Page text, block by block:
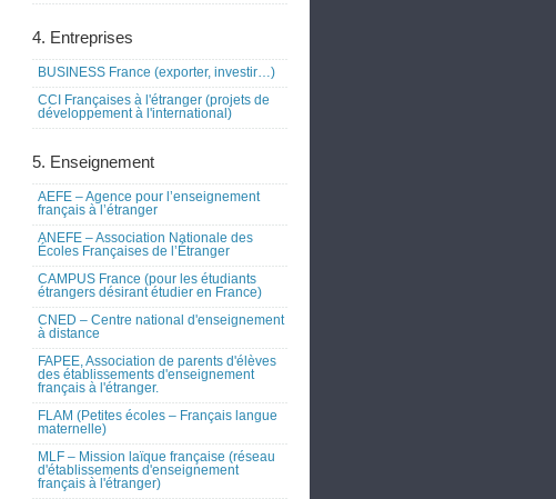
4. Entreprises
BUSINESS France (exporter, investir…)
CCI Françaises à l'étranger (projets de
développement à l'international)
5. Enseignement
AEFE – Agence pour l’enseignement
français à l’étranger
ANEFE – Association Nationale des
Écoles Françaises de l’Étranger
CAMPUS France (pour les étudiants
étrangers désirant étudier en France)
CNED – Centre national d'enseignement
à distance
FAPEE, Association de parents d'élèves
des établissements d'enseignement
français à l'étranger.
FLAM (Petites écoles – Français langue
maternelle)
MLF – Mission laïque française (réseau
d'établissements d'enseignement
français à l'étranger)